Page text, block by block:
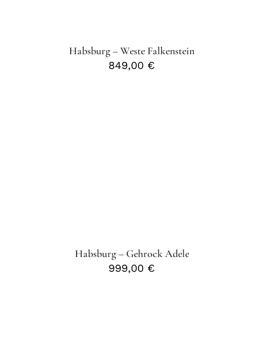
Habsburg – Weste Falkenstein
849,00 €
Habsburg – Gehrock Adele
999,00 €